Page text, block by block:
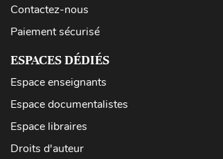
Contactez-nous
Paiement sécurisé
ESPACES DÉDIÉS
Espace enseignants
Espace documentalistes
Espace libraires
Droits d'auteur